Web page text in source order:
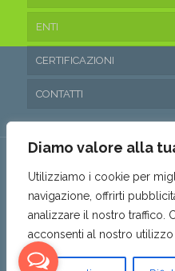
Diamo valore alla
Utilizziamo i cookie per
navigazione, offrirti
analizzare il nostro traffico.
acconsenti al nostro utilizzo
ENTI
CERTIFICAZIONI
CONTATTI
© 2016 Ecoteam Srl. • P.IVA
Powered